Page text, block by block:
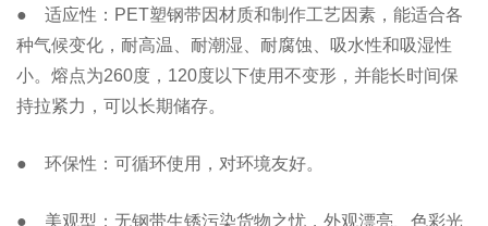
● 适应性：PET塑钢带因材质和制作工艺因素，能适合各
种气候变化，耐高温、耐潮湿、耐腐蚀、吸水性和吸湿性
小。熔点为260度，120度以下使用不变形，并能长时间保
持拉紧力，可以长期储存。
● 环保性：可循环使用，对环境友好。
● 美观型：无钢带生锈污染货物之忧，外观漂亮、色彩光